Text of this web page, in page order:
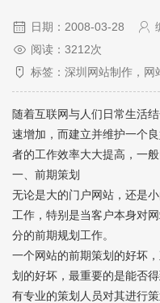
日期：2008-03-28
阅读：3212次
标签：深圳网站制作，网
随着互联网与人们日常生活
速增加，而建立并维护一个
者的工作效率大大提高，一
一、前期策划
无论是大的门户网站，还是
工作，特别是当客户本身对
分的前期规划工作。
一个网站的前期策划的好坏
划的好坏，最重要的是能否
有专业的策划人员对其进行策